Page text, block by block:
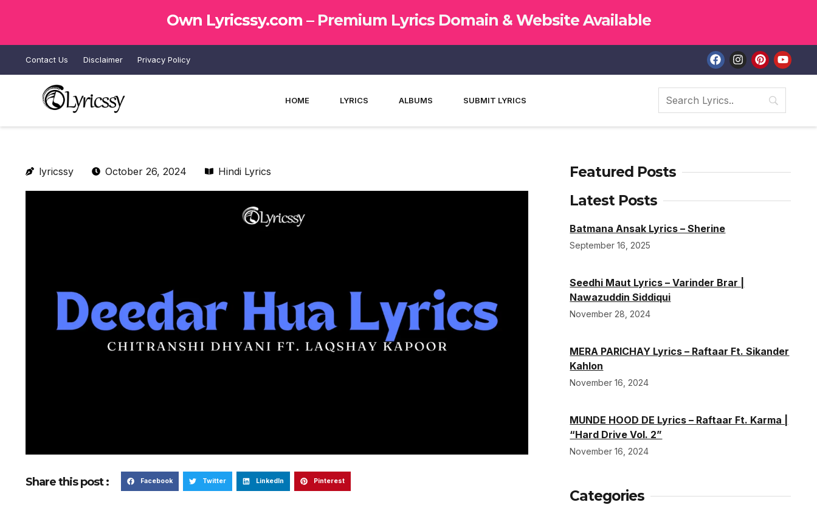
Own Lyricssy.com – Premium Lyrics Domain & Website Available
Contact Us Disclaimer Privacy Policy
HOME LYRICS ALBUMS SUBMIT LYRICS
lyricssy October 26, 2024 Hindi Lyrics
Share this post : Facebook Twitter LinkedIn Pinterest
Featured Posts
Latest Posts
Batmana Ansak Lyrics – Sherine
September 16, 2025
Seedhi Maut Lyrics – Varinder Brar |
Nawazuddin Siddiqui
November 28, 2024
MERA PARICHAY Lyrics – Raftaar Ft. Sikander
Kahlon
November 16, 2024
MUNDE HOOD DE Lyrics – Raftaar Ft. Karma |
“Hard Drive Vol. 2”
November 16, 2024
Categories